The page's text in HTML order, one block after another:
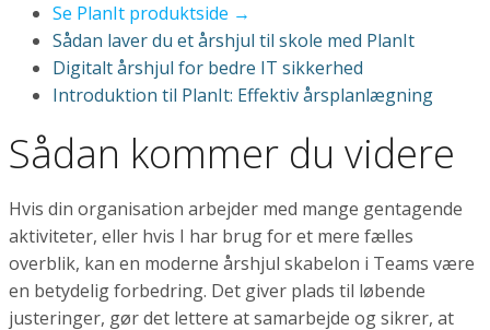
Se PlanIt produktside →
Sådan laver du et årshjul til skole med PlanIt
Digitalt årshjul for bedre IT sikkerhed
Introduktion til PlanIt: Effektiv årsplanlægning
Sådan kommer du videre
Hvis din organisation arbejder med mange gentagende
aktiviteter, eller hvis I har brug for et mere fælles
overblik, kan en moderne årshjul skabelon i Teams være
en betydelig forbedring. Det giver plads til løbende
justeringer, gør det lettere at samarbejde og sikrer, at